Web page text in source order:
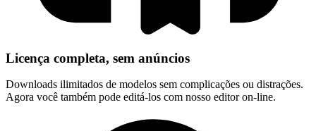
Licença completa, sem anúncios
Downloads ilimitados de modelos sem complicações ou distrações.
Agora você também pode editá-los com nosso editor on-line.